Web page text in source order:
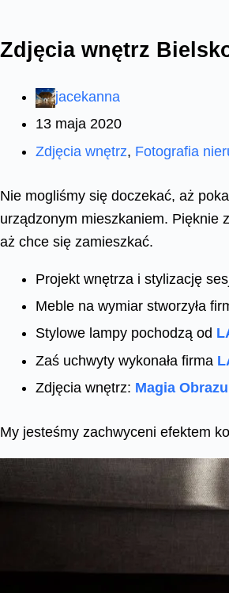
Zdjęcia wnętrz
jacekanna
13 maja 2020
Zdjęcia wnętrz, Fotografia
Nie mogliśmy się doczekać, aż
urządzonym mieszkaniem. Pięknie
aż chce się zamieszkać.
Projekt wnętrza i stylizację
Meble na wymiar stworzyła
Stylowe lampy pochodzą od
Zaś uchwyty wykonała firma
Zdjęcia wnętrz: Magia Obrazu
My jesteśmy zachwyceni efektem